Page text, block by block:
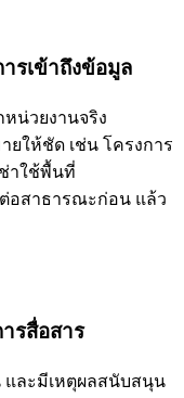
รเข้าถึงข้อมูล
น่วยงานจริง
ให้ชัด เช่น โครงการ
าใช้พื้นที่
อสาธารณะก่อน แล้ว
รสื่อสาร
และมีเหตุผลสนับสนุน